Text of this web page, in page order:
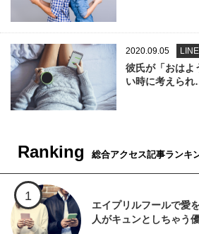
2020.09.05 LINE
彼氏が「おはよ
い時に考えら
Ranking 総合アクセス記事ランキ
エイプリルフールで愛
人がキュンとしちゃう